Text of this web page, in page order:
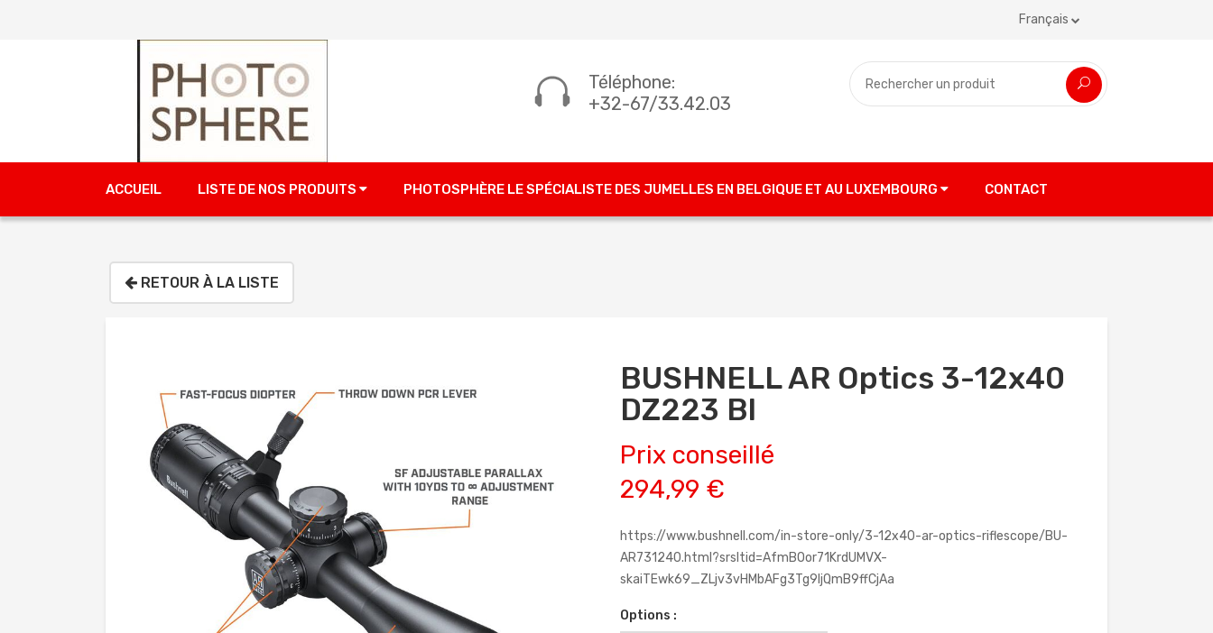
Français
Téléphone:
+32-67/33.42.03
ACCUEIL LISTE DE NOS PRODUITS PHOTOSPHÈRE LE SPÉCIALISTE DES JUMELLES EN BELGIQUE ET AU LUXEMBOURG CONTACT
RETOUR À LA LISTE
BUSHNELL AR Optics 3-12x40
DZ223 Bl
Prix conseillé
294,99 €
https://www.bushnell.com/in-store-only/3-12x40-ar-optics-riflescope/BU-
AR731240.html?srsltid=AfmBOor71KrdUMVX-
skaiTEwk69_ZLjv3vHMbAFg3Tg9IjQmB9ffCjAa
Options :